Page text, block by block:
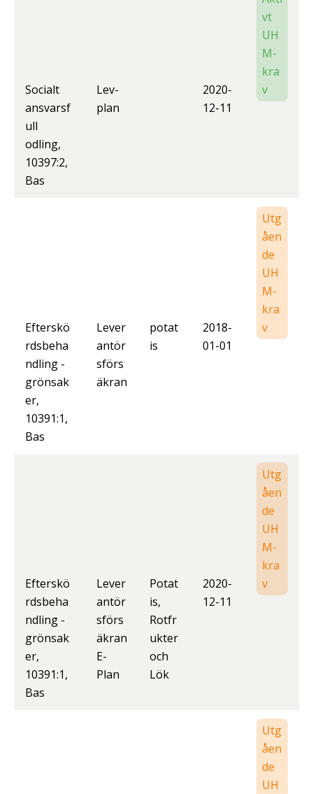
Socialt
ansvarsf
ull
odling,
10397:2,
Bas
Lev-
plan
2020-
12-11
vt
UH
M-
kra
v
Efterskö
rdsbeha
ndling -
grönsak
er,
10391:1,
Bas
Lever
antör
sförs
äkran
potat
is
2018-
01-01
Utg
åen
de
UH
M-
kra
v
Efterskö
rdsbeha
ndling -
grönsak
er,
10391:1,
Bas
Lever
antör
sförs
äkran
E-
Plan
Potat
is,
Rotfr
ukter
och
Lök
2020-
12-11
Utg
åen
de
UH
M-
kra
v
Utg
åen
de
UH